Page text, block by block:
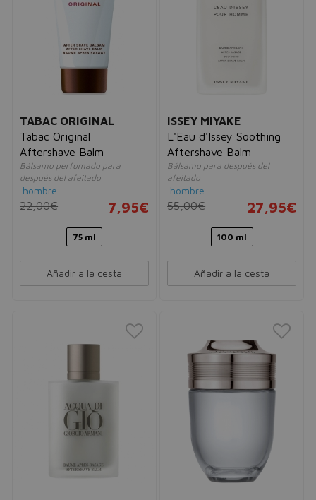
TABAC ORIGINAL
Tabac Original
Aftershave Balm
Bálsamo perfumado para
después del afeitado
hombre
22,00€ 7,95€
75 ml
Añadir a la cesta
ISSEY MIYAKE
L'Eau d'Issey Soothing
Aftershave Balm
Bálsamo para después del
afeitado
hombre
55,00€ 27,95€
100 ml
Añadir a la cesta